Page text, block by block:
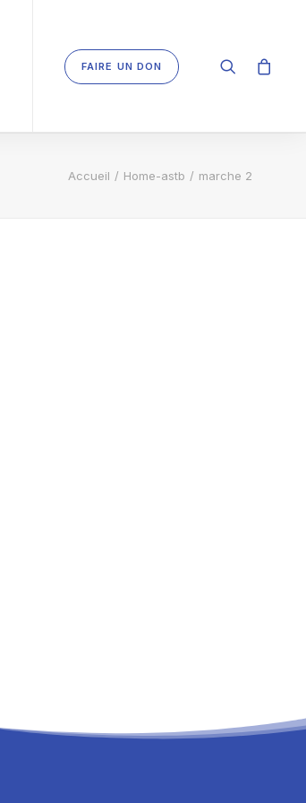
FAIRE UN DON
Accueil Home-astb marche 2